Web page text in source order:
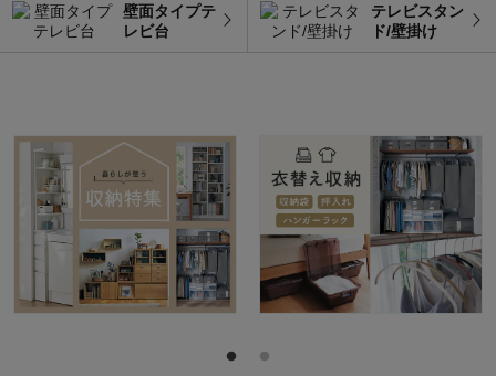
壁面タイプテ
レビ台
テレビスタン
ド/壁掛け